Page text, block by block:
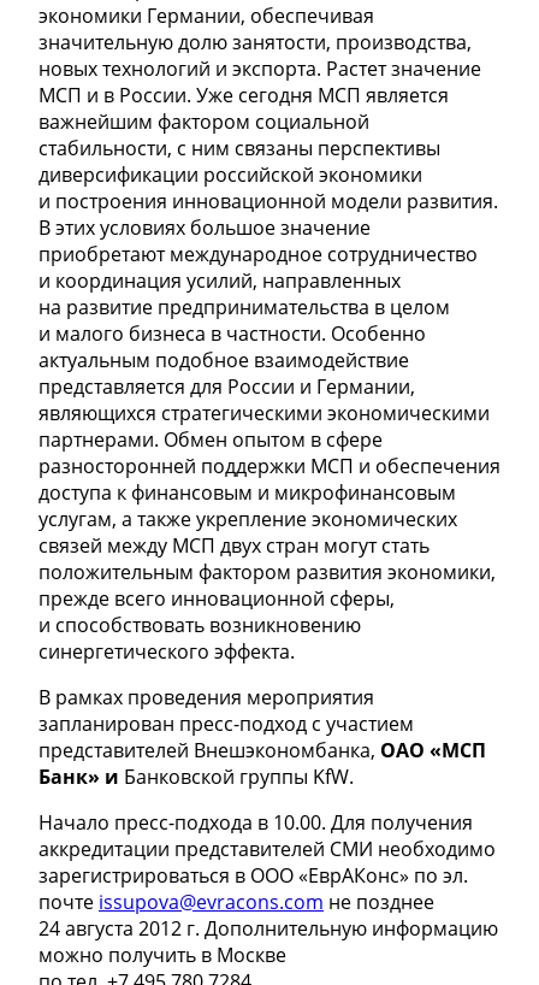
экономики Германии, обеспечивая
значительную долю занятости, производства,
новых технологий и экспорта. Растет значение
МСП и в России. Уже сегодня МСП является
важнейшим фактором социальной
стабильности, с ним связаны перспективы
диверсификации российской экономики
и построения инновационной модели развития.
В этих условиях большое значение
приобретают международное сотрудничество
и координация усилий, направленных
на развитие предпринимательства в целом
и малого бизнеса в частности. Особенно
актуальным подобное взаимодействие
представляется для России и Германии,
являющихся стратегическими экономическими
партнерами. Обмен опытом в сфере
разносторонней поддержки МСП и обеспечения
доступа к финансовым и микрофинансовым
услугам, а также укрепление экономических
связей между МСП двух стран могут стать
положительным фактором развития экономики,
прежде всего инновационной сферы,
и способствовать возникновению
синергетического эффекта.
В рамках проведения мероприятия
запланирован пресс-подход с участием
представителей Внешэкономбанка, ОАО «МСП
Банк» и Банковской группы KfW.
Начало пресс-подхода в 10.00. Для получения
аккредитации представителей СМИ необходимо
зарегистрироваться в ООО «ЕврАКонс» по эл.
почте issupova@evracons.com не позднее
24 августа 2012 г. Дополнительную информацию
можно получить в Москве